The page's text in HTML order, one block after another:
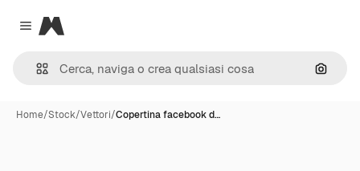
Close menu
Magnific
Cerca
Home/Stock/Vettori/Copertina facebook d…